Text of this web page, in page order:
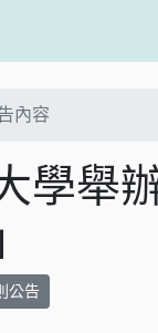
內容
學舉
公告